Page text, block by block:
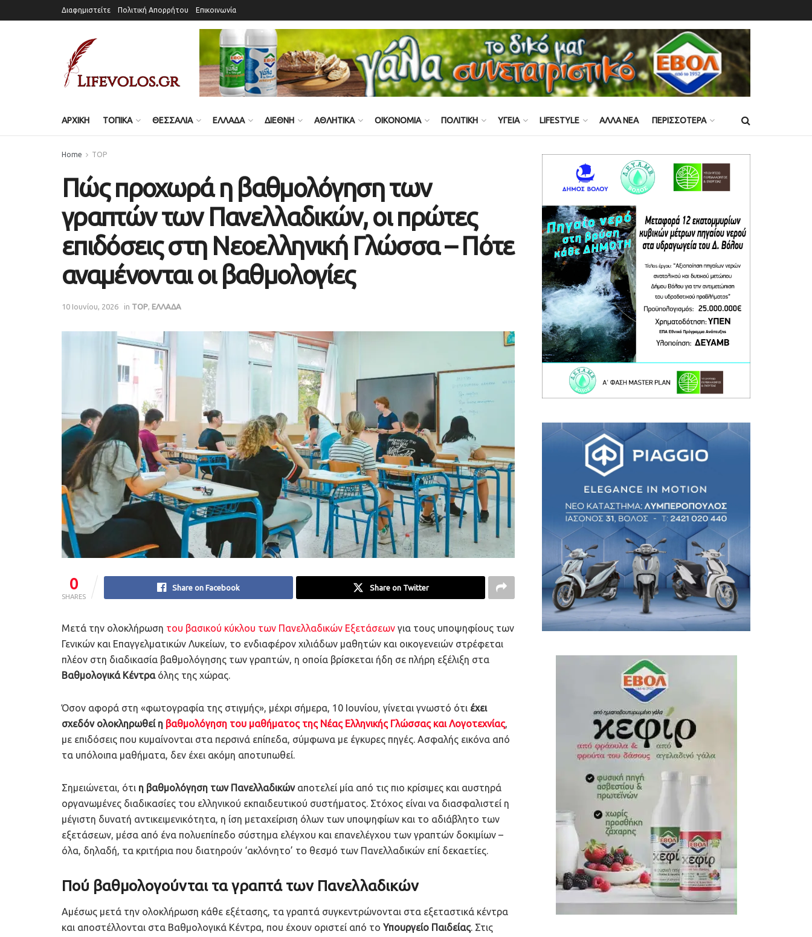
Διαφημιστείτε Πολιτική Απορρήτου Επικοινωνία
ΑΡΧΙΚΗ ΤΟΠΙΚΑ ΘΕΣΣΑΛΙΑ ΕΛΛΑΔΑ ΔΙΕΘΝΗ ΑΘΛΗΤΙΚΑ ΟΙΚΟΝΟΜΙΑ ΠΟΛΙΤΙΚΗ ΥΓΕΙΑ LIFESTYLE ΑΛΛΑ ΝΕΑ ΠΕΡΙΣΣΟΤΕΡΑ
Home TOP
Πώς προχωρά η βαθμολόγηση των
γραπτών των Πανελλαδικών, οι πρώτες
επιδόσεις στη Νεοελληνική Γλώσσα – Πότε
αναμένονται οι βαθμολογίες
10 Ιουνίου, 2026 in TOP ΕΛΛΑΔΑ
0
SHARES
Share on Facebook Share on Twitter
Μετά την ολοκλήρωση του βασικού κύκλου των Πανελλαδικών Εξετάσεων για τους υποψηφίους των
Γενικών και Επαγγελματικών Λυκείων, το ενδιαφέρον χιλιάδων μαθητών και οικογενειών στρέφεται
πλέον στη διαδικασία βαθμολόγησης των γραπτών, η οποία βρίσκεται ήδη σε πλήρη εξέλιξη στα
Βαθμολογικά Κέντραόλης της χώρας.
Όσον αφορά στη «φωτογραφία της στιγμής», μέχρι σήμερα, 10 Ιουνίου, γίνεται γνωστό ότι έχει
σχεδόν ολοκληρωθεί η βαθμολόγηση του μαθήματος της Νέας Ελληνικής Γλώσσας και Λογοτεχνίας,
με επιδόσεις που κυμαίνονται στα περσινά επίπεδα, σύμφωνα με έγκυρες πηγές. Ασφαλής εικόνα από
τα υπόλοιπα μαθήματα, δεν έχει ακόμη αποτυπωθεί.
Σημειώνεται, ότι η βαθμολόγηση των Πανελλαδικώναποτελεί μία από τις πιο κρίσιμες και αυστηρά
οργανωμένες διαδικασίες του ελληνικού εκπαιδευτικού συστήματος. Στόχος είναι να διασφαλιστεί η
μέγιστη δυνατή αντικειμενικότητα, η ίση μεταχείριση όλων των υποψηφίων και το αδιάβλητο των
εξετάσεων, μέσα από ένα πολυεπίπεδο σύστημα ελέγχου και επανελέγχου των γραπτών δοκιμίων –
όλα, δηλαδή, τα κριτήρια που διατηρούν ‘ακλόνητο’ το θεσμό των Πανελλαδικών επί δεκαετίες.
Πού βαθμολογούνται τα γραπτά των Πανελλαδικών
Αμέσως μετά την ολοκλήρωση κάθε εξέτασης, τα γραπτά συγκεντρώνονται στα εξεταστικά κέντρα
και αποστέλλονται στα Βαθμολογικά Κέντρα, που έχουν οριστεί από το Υπουργείο Παιδείας. Στις